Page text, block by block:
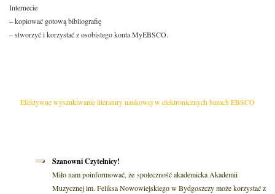
Internecie
– kopiować gotową bibliografię
– stworzyć i korzystać z osobistego konta MyEBSCO.
Efektywne wyszukiwanie literatury naukowej w elektronicznych bazach EBSCO
Szanowni Czytelnicy!
Miło nam poinformować, że społeczność akademicka Akademii
Muzycznej im. Feliksa Nowowiejskiego w Bydgoszczy może korzystać z